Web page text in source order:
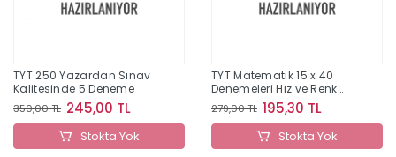
TYT 250 Yazardan Sınav
Kalitesinde 5 Deneme
350,00 TL 245,00 TL
Stokta Yok
TYT Matematik 15 x 40
Denemeleri Hız ve Renk
Yayınları
279,00 TL 195,30 TL
Stokta Yok